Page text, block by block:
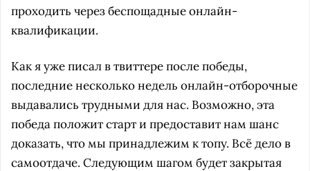
проходить через беспощадные онлайн-
квалификации.
Как я уже писал в твиттере после победы,
последние несколько недель онлайн-отборочные
выдавались трудными для нас. Возможно, эта
победа положит старт и предоставит нам шанс
доказать, что мы принадлежим к топу. Всё дело в
самоотдаче. Следующим шагом будет закрытая